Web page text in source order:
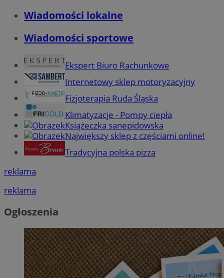
Wiadomości lokalne
Wiadomości sportowe
Ekspert Biuro Rachunkowe
Internetowy sklep motoryzacyjny
Fizjoterapia Ruda Śląska
Klimatyzacje - Pompy ciepła
Książeczka sanepidowska
Największy sklep z częściami online!
Tradycyjna polska pizza
reklama
reklama
Ogłoszenia